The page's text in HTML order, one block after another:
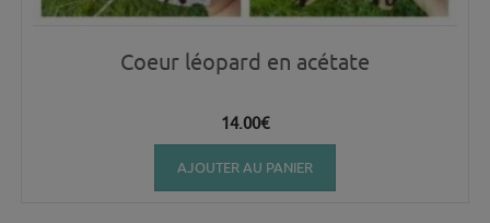
Coeur léopard en acétate
14.00€
AJOUTER AU PANIER